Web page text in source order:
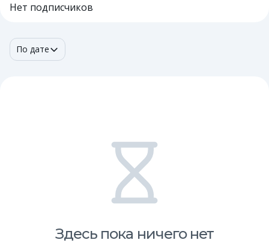
Нет подписчиков
По дате
Здесь пока ничего нет